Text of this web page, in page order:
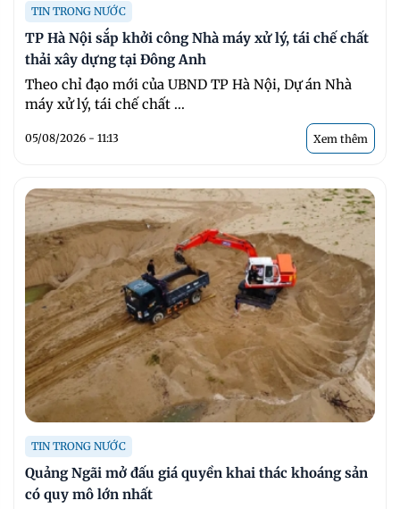
TIN TRONG NƯỚC
TP Hà Nội sắp khởi công Nhà máy xử lý, tái chế chất
thải xây dựng tại Đông Anh
Theo chỉ đạo mới của UBND TP Hà Nội, Dự án Nhà
máy xử lý, tái chế chất ...
05/08/2026 - 11:13 Xem thêm
TIN TRONG NƯỚC
Quảng Ngãi mở đấu giá quyền khai thác khoáng sản
có quy mô lớn nhất